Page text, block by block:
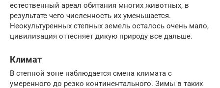
естественный ареал обитания многих животных, в
результате чего численность их уменьшается.
Неокультуренных степных земель осталось очень мало,
цивилизация оттесняет дикую природу все дальше.
Климат
В степной зоне наблюдается смена климата с
умеренного до резко континентального. Зимы в таких